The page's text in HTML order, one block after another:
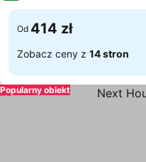
Od 414 zł
Zobacz ceny z 14 stron
Popularny obiekt